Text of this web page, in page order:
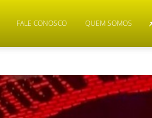
FALE CONOSCO QUEM SOMOS